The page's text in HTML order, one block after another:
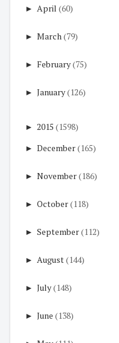
► April (60)
► March(79)
► February(75)
► January(126)
► 2015 (1598)
► December(165)
► November(186)
► October(118)
► September(112)
► August(144)
► July(148)
► June (138)